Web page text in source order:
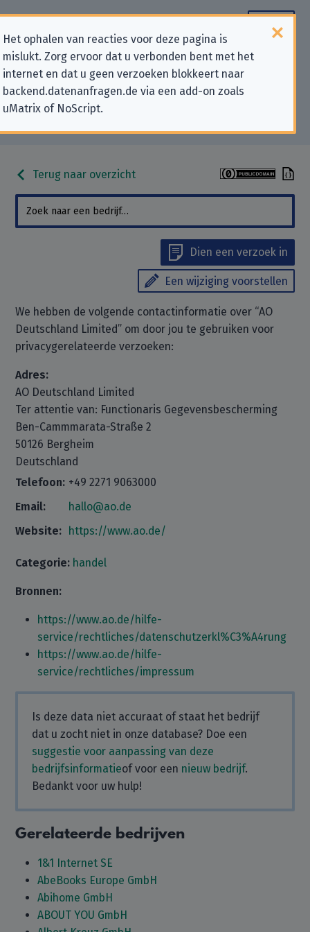
Het ophalen van reacties voor deze pagina is
mislukt. Zorg ervoor dat u verbonden bent met het
internet en dat u geen verzoeken blokkeert naar
backend.datenanfragen.de via een add-on zoals
uMatrix of NoScript.
Contactgegevens voor
privacygerelateerde verzoeken
aan “AO Deutschland Limited”
Terug naar overzicht
Dien een verzoek in
Een wijziging voorstellen
We hebben de volgende contactinformatie over “AO
Deutschland Limited” om door jou te gebruiken voor
privacygerelateerde verzoeken:
Adres:
AO Deutschland Limited
Ter attentie van: Functionaris Gegevensbescherming
Ben-Cammmarata-Straße 2
50126 Bergheim
Deutschland
Telefoon: +49 2271 9063000
Email:
hallo@ao.de
Website: https://www.ao.de/
Categorie: handel
Bronnen:
https://www.ao.de/hilfe-
service/rechtliches/datenschutzerkl%C3%A4rung
https://www.ao.de/hilfe-
service/rechtliches/impressum
Is deze data niet accuraat of staat het bedrijf
dat u zocht niet in onze database? Doe een
suggestie voor aanpassing van deze
bedrijfsinformatieof voor een nieuw bedrijf.
Bedankt voor uw hulp!
Gerelateerde bedrijven
1&1 Internet SE
AbeBooks Europe GmbH
Abihome GmbH
ABOUT YOU GmbH